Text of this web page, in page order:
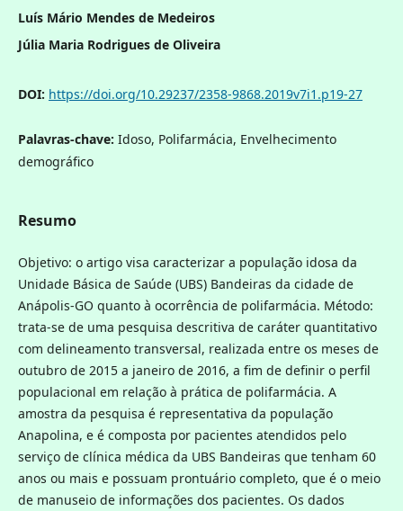
Luís Mário Mendes de Medeiros
Júlia Maria Rodrigues de Oliveira
DOI: https://doi.org/10.29237/2358-9868.2019v7i1.p19-27
Palavras-chave: Idoso, Polifarmácia, Envelhecimento
demográfico
Resumo
Objetivo: o artigo visa caracterizar a população idosa da
Unidade Básica de Saúde (UBS) Bandeiras da cidade de
Anápolis-GO quanto à ocorrência de polifarmácia. Método:
trata-se de uma pesquisa descritiva de caráter quantitativo
com delineamento transversal, realizada entre os meses de
outubro de 2015 a janeiro de 2016, a fim de definir o perfil
populacional em relação à prática de polifarmácia. A
amostra da pesquisa é representativa da população
Anapolina, e é composta por pacientes atendidos pelo
serviço de clínica médica da UBS Bandeiras que tenham 60
anos ou mais e possuam prontuário completo, que é o meio
de manuseio de informações dos pacientes. Os dados